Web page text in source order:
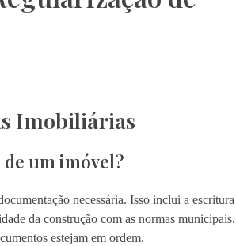
Imobiliárias
um imóvel?
necessária. Isso inclui a escritura
da construção com as normas
estejam em ordem.